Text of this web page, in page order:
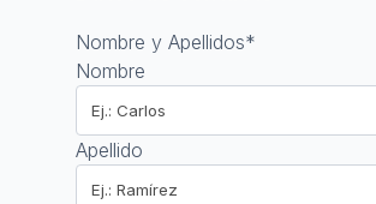
Nombre y Apellidos*
Nombre
Apellido